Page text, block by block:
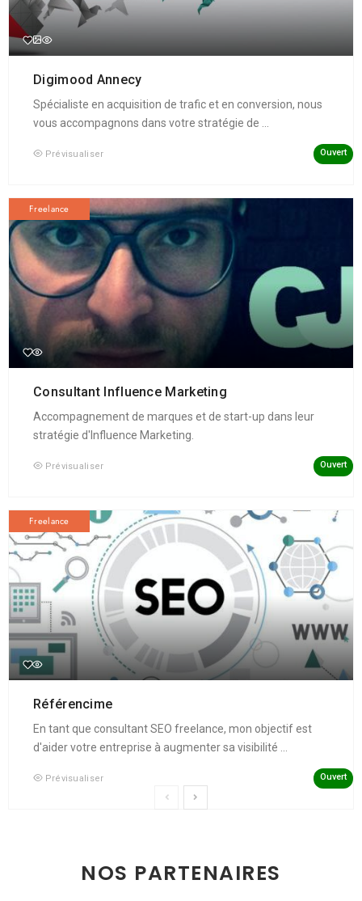
Digimood Annecy
Spécialiste en acquisition de trafic et en conversion, nous
vous accompagnons dans votre stratégie de ...
Prévisualiser Ouvert
Freelance
Consultant Influence Marketing
Accompagnement de marques et de start-up dans leur
stratégie d'Influence Marketing.
Prévisualiser Ouvert
Freelance
Référencime
En tant que consultant SEO freelance, mon objectif est
d'aider votre entreprise à augmenter sa visibilité ...
Prévisualiser Ouvert
NOS PARTENAIRES